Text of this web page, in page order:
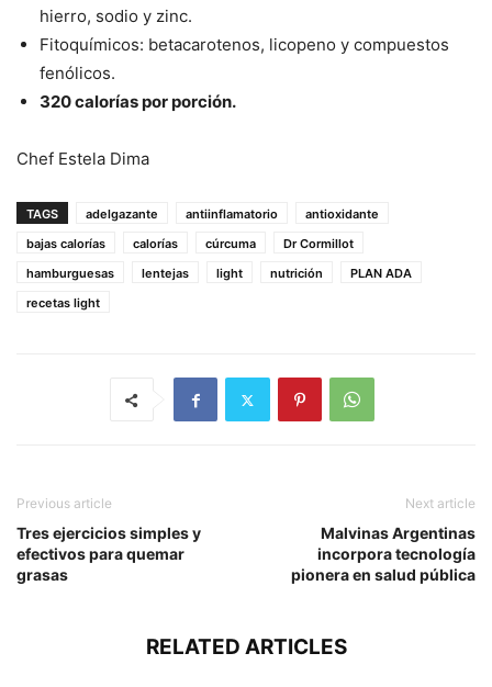
hierro, sodio y zinc.
Fitoquímicos: betacarotenos, licopeno y compuestos
fenólicos.
320 calorías por porción.
Chef Estela Dima
TAGS adelgazante antiinflamatorio
antioxidante
bajas calorías
calorías cúrcuma
Dr Cormillot
hamburguesas
lentejas light nutrición
PLAN ADA
recetas light
Previous article
Tres ejercicios simples y
efectivos para quemar
grasas
Next article
Malvinas Argentinas
incorpora tecnología
pionera en salud pública
RELATED ARTICLES